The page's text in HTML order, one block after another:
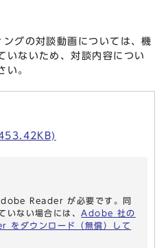
グの対談動画については、機
いないため、対談内容につい
い。
Reader が必要です。同
いない場合には、 Adobe 社の
をダウンロード（無償）して